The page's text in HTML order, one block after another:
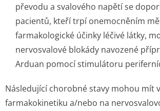
převodu a svalového napětí se
pacientů, kteří trpí onemocněním
farmakologické účinky léčivé látky,
nervosvalové blokády navozené
Arduan pomocí stimulátoru
Následující chorobné stavy mohou mít
farmakokinetiku a/nebo na